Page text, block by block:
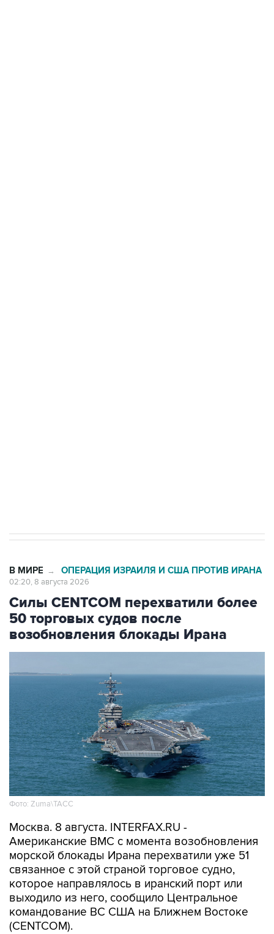
В МИРЕ → ОПЕРАЦИЯ ИЗРАИЛЯ И США ПРОТИВ ИРАНА
02:20, 8 августа 2026
Силы CENTCOM перехватили более
50 торговых судов после
возобновления блокады Ирана
Фото: Zuma\ТАСС
Москва. 8 августа. INTERFAX.RU -
Американские ВМС с момента возобновления
морской блокады Ирана перехватили уже 51
связанное с этой страной торговое судно,
которое направлялось в иранский порт или
выходило из него, сообщило Центральное
командование ВС США на Ближнем Востоке
(CENTCOM).